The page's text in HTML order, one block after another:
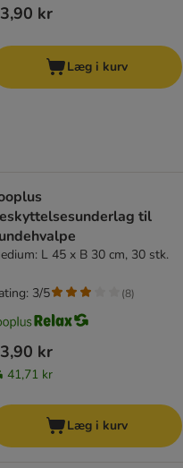
kr
Læg i kurv
til
L 45 x B 30 cm, 30 stk.
kr
41,71 kr
3/5 (8)
Læg i kurv